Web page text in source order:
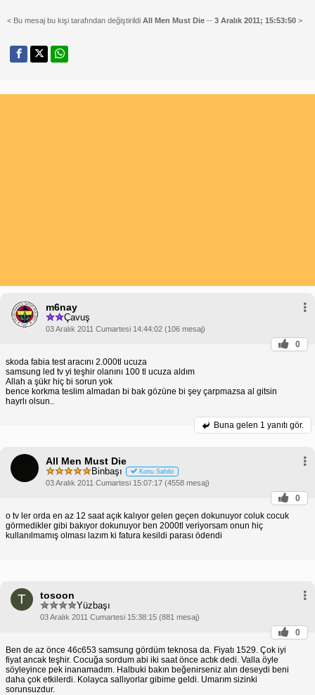
< Bu mesaj bu kişi tarafından değiştirildi All Men Must Die -- 3 Aralık 2011; 15:53:50 >
m6nay
Çavuş
03 Aralık 2011 Cumartesi 14:44:02 (106 mesaj)
0
skoda fabia test aracını 2.000tl ucuza
samsung led tv yi teşhir olanını 100 tl ucuza aldım
Allah a şükr hiç bi sorun yok
bence korkma teslim almadan bi bak gözüne bi şey çarpmazsa al gitsin
hayrlı olsun..
Buna gelen 1 yanıtı gör.
All Men Must Die
Binbaşı Konu Sahibi
03 Aralık 2011 Cumartesi 15:07:17 (4558 mesaj)
0
o tv ler orda en az 12 saat açık kalıyor gelen geçen dokunuyor coluk cocuk
görmedikler gibi bakıyor dokunuyor ben 2000tl veriyorsam onun hiç
kullanılmamış olması lazım ki fatura kesildi parası ödendi
T tosoon
Yüzbaşı
03 Aralık 2011 Cumartesi 15:38:15 (881 mesaj)
0
Ben de az önce 46c653 samsung gördüm teknosa da. Fiyatı 1529. Çok iyi
fiyat ancak teşhir. Cocuğa sordum abi iki saat önce actık dedi. Valla öyle
söyleyince pek inanamadım. Halbuki bakın beğenirseniz alın deseydi beni
daha çok etkilerdi. Kolayca sallıyorlar gibime geldi. Umarım sizinki
sorunsuzdur.